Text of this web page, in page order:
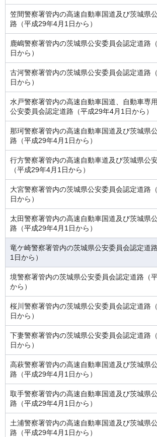
笠間警察署管内の高速自動車国道及び茨城県
路（平成29年4月1日から）
鹿嶋警察署管内の茨城県公安委員会認定道路
日から）
古河警察署管内の茨城県公安委員会認定道路
日から）
水戸警察署管内の高速自動車国道、自動車専
公安委員会認定道路（平成29年4月1日から）
那珂警察署管内の高速自動車国道及び茨城県
路（平成29年4月1日から）
行方警察署管内の高速自動車道及び茨城県公
（平成29年4月1日から）
大宮警察署管内の茨城県公安委員会認定道路
日から）
太田警察署管内の高速自動車国道及び茨城県
路（平成29年4月1日から）
竜ケ崎警察署管内の茨城県公安委員会認定道
1日から）
境警察署管内の茨城県公安委員会認定道路（
から）
桜川警察署管内の茨城県公安委員会認定道路
日から）
下妻警察署管内の茨城県公安委員会認定道路
日から）
高萩警察署管内の高速自動車国道及び茨城県
路（平成29年4月1日から）
取手警察署管内の高速自動車国道及び茨城県
路（平成29年4月1日から）
土浦警察署管内の高速自動車国道及び茨城県
路（平成29年4月1日から）